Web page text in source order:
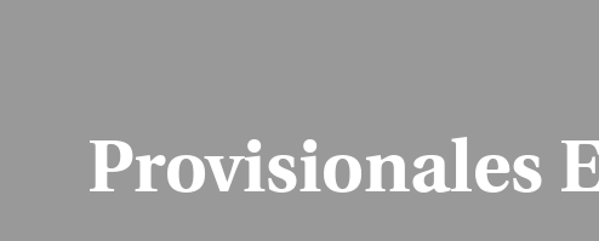
Provisionales